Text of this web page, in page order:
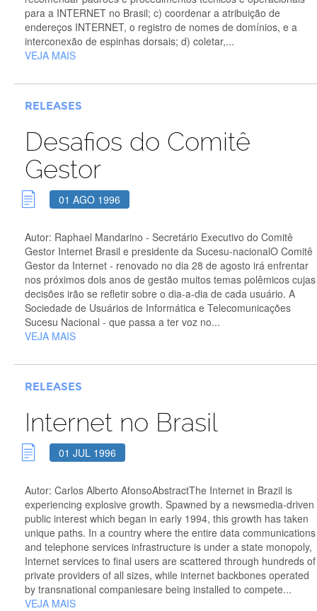
para a INTERNET no Brasil; c) coordenar a atribuição de
endereços INTERNET, o registro de nomes de domínios, e a
interconexão de espinhas dorsais; d) coletar,...
VEJA MAIS
RELEASES
Desafios do Comitê
Gestor
01 AGO 1996
Autor: Raphael Mandarino - Secretário Executivo do Comitê
Gestor Internet Brasil e presidente da Sucesu-nacionalO Comitê
Gestor da Internet - renovado no dia 28 de agosto irá enfrentar
nos próximos dois anos de gestão muitos temas polêmicos cujas
decisões irão se refletir sobre o dia-a-dia de cada usuário. A
Sociedade de Usuários de Informática e Telecomunicações
Sucesu Nacional - que passa a ter voz no...
VEJA MAIS
RELEASES
Internet no Brasil
01 JUL 1996
Autor: Carlos Alberto AfonsoAbstractThe Internet in Brazil is
experiencing explosive growth. Spawned by a newsmedia-driven
public interest which began in early 1994, this growth has taken
unique paths. In a country where the entire data communications
and telephone services infrastructure is under a state monopoly,
Internet services to final users are scattered through hundreds of
private providers of all sizes, while internet backbones operated
by transnational companiesare being installed to compete...
VEJA MAIS